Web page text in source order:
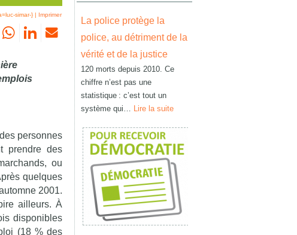
simar-} | Imprimer
personnes
prendre des
ou
quelques
2001.
ailleurs. À
disponibles
(18 % des
La police protège la
police, au détriment de la
vérité et de la justice
120 morts depuis 2010. Ce
chiffre n’est pas une
statistique : c’est tout un
système qui… Lire la suite